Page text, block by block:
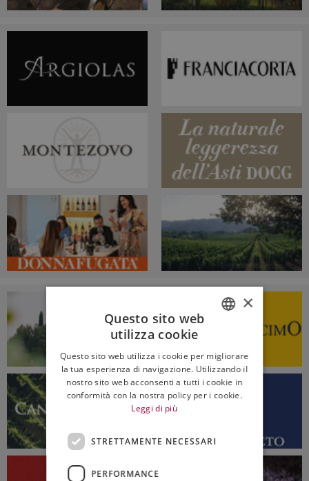
ENGLISH
×
Questo sito web
utilizza cookie
Questo sito web utilizza i cookie per migliorare
la tua esperienza di navigazione. Utilizzando il
nostro sito web acconsenti a tutti i cookie in
conformità con la nostra policy per i cookie.
Leggi di più
STRETTAMENTE NECESSARI
PERFORMANCE